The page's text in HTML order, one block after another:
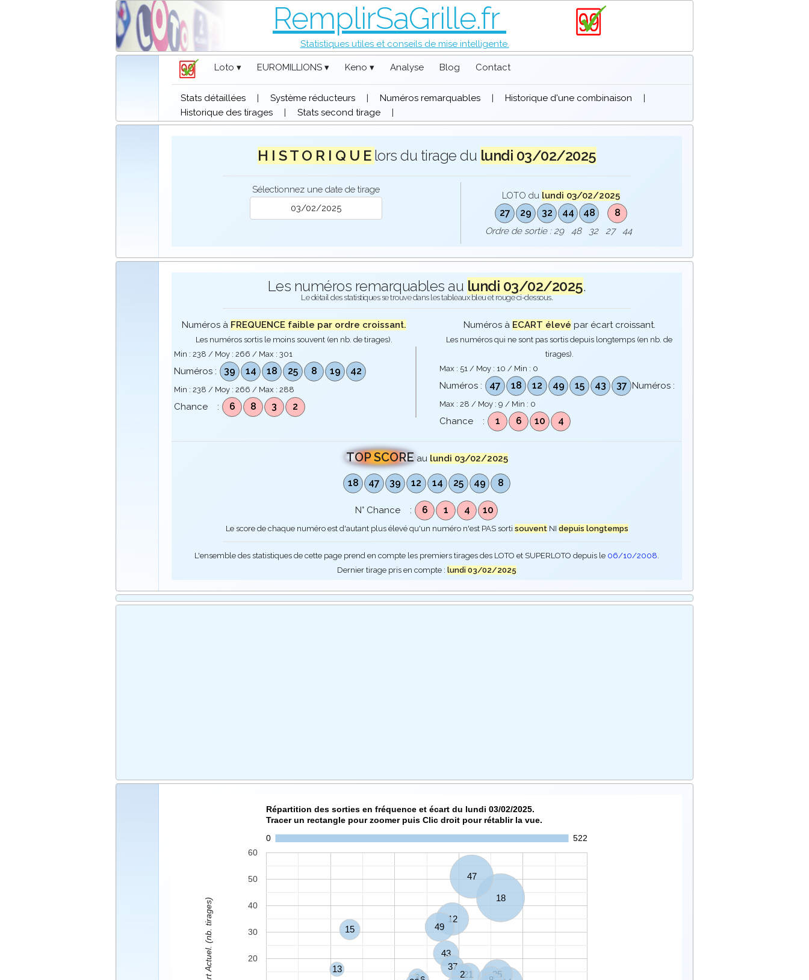
RemplirSaGrille.fr
Statistiques utiles et conseils de mise intelligente.
Loto ▾ EUROMILLIONS ▾ Keno ▾ Analyse Blog Contact
Stats détaillées | Système réducteurs | Numéros remarquables | Historique d'une combinaison
|
Historique des tirages
| Stats second tirage |
H I S T O R I Q U E lors du tirage du lundi 03/02/2025
Sélectionnez une date de tirage
LOTO du lundi 03/02/2025
27 29 32 44 48 8
Ordre de sortie : 29 48 32 27 44
Les numéros remarquables au lundi 03/02/2025.
Le détail des statistiques se trouve dans les tableaux bleu et rouge ci-dessous.
Numéros à FREQUENCE faible par ordre croissant.
Les numéros sortis le moins souvent (en nb. de tirages).
Min :238 / Moy :266 / Max :301
Numéros : 39 14 18 25 8 19 42
Min :238 / Moy :266 / Max :288
Chance : 6 8 3 2
Numéros à ECART élevé par écart croissant.
Les numéros qui ne sont pas sortis depuis longtemps (en nb. de
tirages).
Max : 51 / Moy : 10 / Min : 0
Numéros : 47 18 12 49 15 43 37 Numéros :
Max : 28 / Moy : 9 / Min : 0
Chance : 1 6 10 4
TOP SCORE au lundi 03/02/2025
18 47 39 12 14 25 49 8
N° Chance : 6 1 4 10
Le score de chaque numéro est d'autant plus élevé qu'un numéro n'est PAS sorti souventNI depuis longtemps
L'ensemble des statistiques de cette page prend en compte les premiers tirages des LOTO et SUPERLOTO depuis le 06/10/2008.
Dernier tirage pris en compte : lundi 03/02/2025
Répartition des sorties en fréquence et écart du lundi 03/02/2025.
Tracer un rectangle pour zoomer puis Clic droit pour rétablir la vue.
0
522
18
47
12
25
49
43
21
37
2
15
9
13
20
30
40
50
60
Ecart Actuel. (nb. tirages)